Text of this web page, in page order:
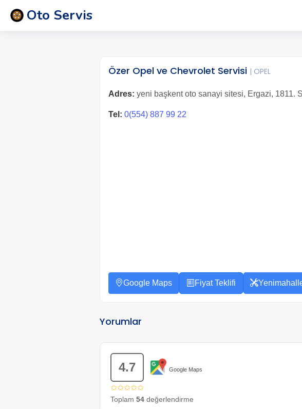
Oto Servis
Özer Opel ve Chevrolet Servisi | OPEL
Adres: yeni başkent oto sanayi sitesi, Ergazi, 1811.
Tel: 0(554) 887 99 22
Google Maps Fiyat Teklifi
Yorumlar
4.7 Google Maps
✩✩✩✩✩
Toplam 54değerlendirme